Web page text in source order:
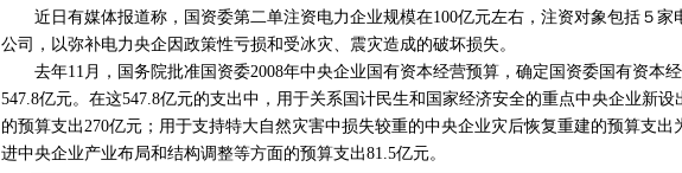
近日有媒体报道称，国资委第二单注资电力企业规模在100亿元左右，注资对象包括５家
公司，以弥补电力央企因政策性亏损和受冰灾、震灾造成的破坏损失。
去年11月，国务院批准国资委2008年中央企业国有资本经营预算，确定国资委国有资本
547.8亿元。在这547.8亿元的支出中，用于关系国计民生和国家经济安全的重点中央企业新设
的预算支出270亿元；用于支持特大自然灾害中损失较重的中央企业灾后恢复重建的预算支出
进中央企业产业布局和结构调整等方面的预算支出81.5亿元。